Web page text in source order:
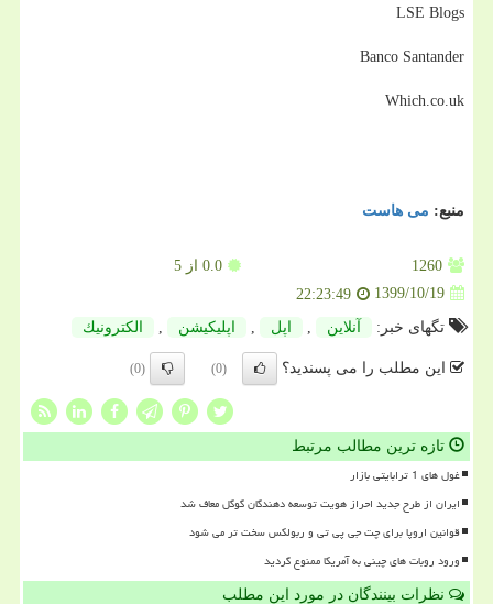
LSE Blogs
Banco Santander
Which.co.uk
منبع: می هاست
1260
0.0 از 5
1399/10/19
22:23:49
تگهای خبر:
آنلاین اپل اپلیكیشن الكترونیك
این مطلب را می پسندید؟ (0)
(0)
تازه ترین مطالب مرتبط
غول های 1 ترابایتی بازار
ایران از طرح جدید احراز هویت توسعه دهندگان گوگل معاف شد
قوانین اروپا برای چت جی پی تی و ربولکس سخت تر می شود
ورود روبات های چینی به آمریکا ممنوع گردید
نظرات بینندگان در مورد این مطلب